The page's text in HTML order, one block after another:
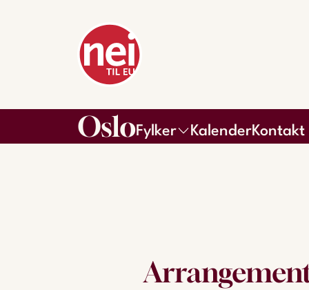
OsloFylker KalenderKontakt